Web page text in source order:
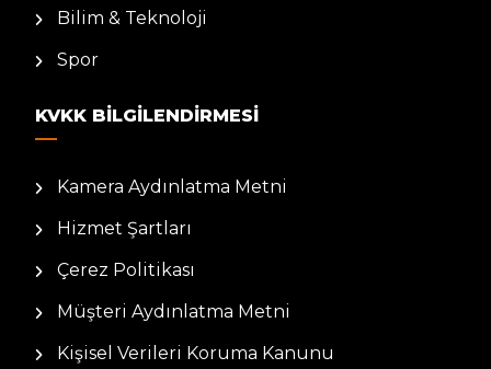
Bilim & Teknoloji
Spor
KVKK BILGILENDIRMESI
Kamera Aydınlatma Metni
Hizmet Şartları
Çerez Politikası
Müşteri Aydınlatma Metni
Kişisel Verileri Koruma Kanunu